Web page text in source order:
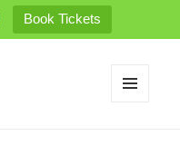
Book Tickets